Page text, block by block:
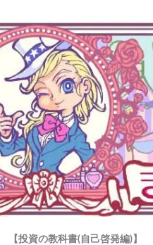
【投資の教科書(自己啓発編)】